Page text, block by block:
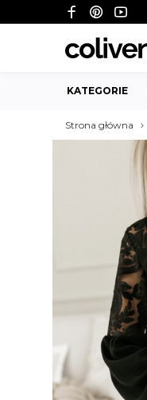
KATEGORIE
Strona główna